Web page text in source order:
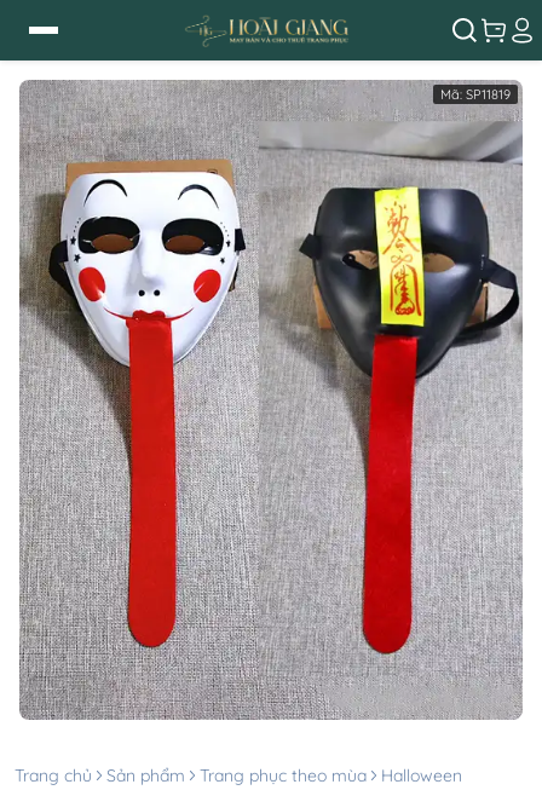
Mã: SP11819
Trang chủ Sản phẩm Trang phục theo mùa Halloween